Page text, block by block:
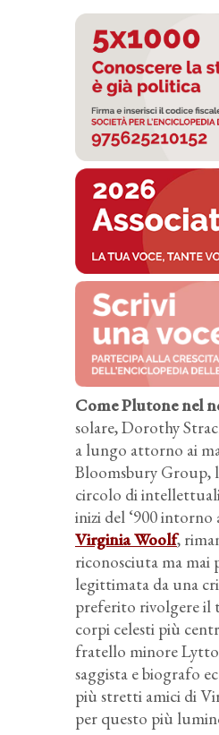
Come Plutone nel
solare, Dorothy
a lungo attorno ai
Bloomsbury Group,
circolo di
inizi del ‘900
Virginia Woolf,
riconosciuta ma mai
legittimata da una
preferito rivolgere il
corpi celesti più
fratello minore
saggista e biografo
più stretti amici di
per questo più